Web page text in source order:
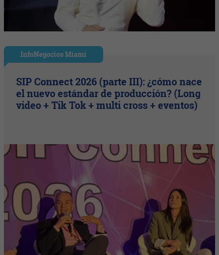
InfoNegocios Miami
SIP Connect 2026 (parte III): ¿cómo nace
el nuevo estándar de producción? (Long
video + Tik Tok + multi cross + eventos)